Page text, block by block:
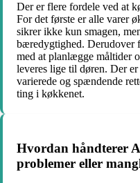
Der er flere fordele ved at
For det første er alle varer
sikrer ikke kun smagen,
bæredygtighed. Derudover
med at planlægge måltider
leveres lige til døren. Der
varierede og spændende
ting i køkkenet.
Hvordan håndterer
problemer eller